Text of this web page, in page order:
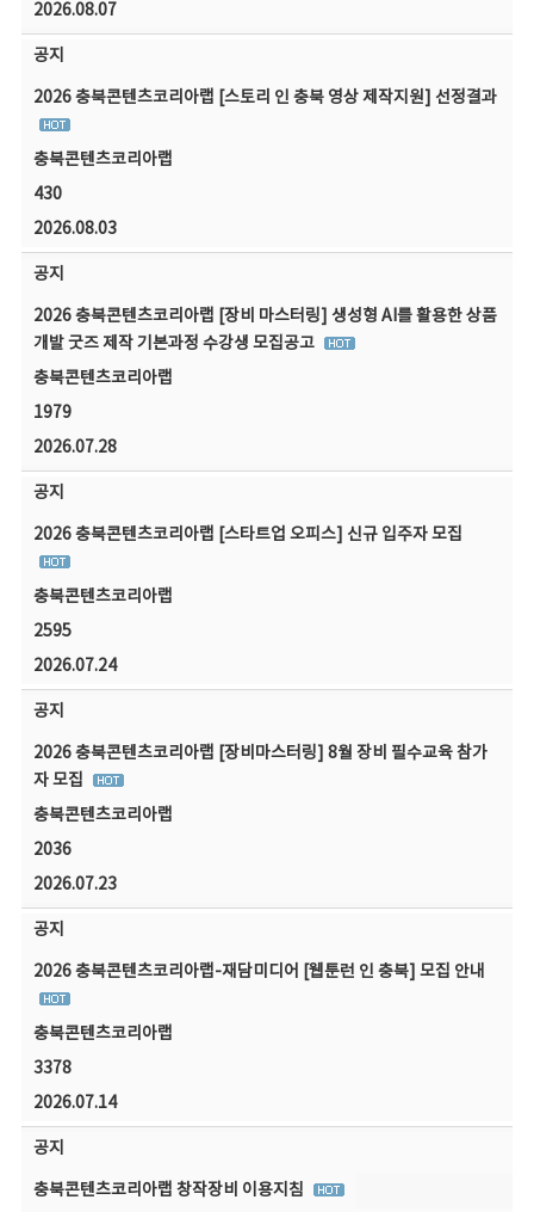
2026.08.07
공지
2026 충북콘텐츠코리아랩 [스토리 인 충북 영상 제작지원] 선정결과
충북콘텐츠코리아랩
430
2026.08.03
공지
2026 충북콘텐츠코리아랩 [장비 마스터링] 생성형 AI를 활용한 상품
개발 굿즈 제작 기본과정 수강생 모집공고
충북콘텐츠코리아랩
1979
2026.07.28
공지
2026 충북콘텐츠코리아랩 [스타트업 오피스] 신규 입주자 모집
충북콘텐츠코리아랩
2595
2026.07.24
공지
2026 충북콘텐츠코리아랩 [장비마스터링] 8월 장비 필수교육 참가
자 모집
충북콘텐츠코리아랩
2036
2026.07.23
공지
2026 충북콘텐츠코리아랩-재담미디어 [웹툰런 인 충북] 모집 안내
충북콘텐츠코리아랩
3378
2026.07.14
공지
충북콘텐츠코리아랩 창작장비 이용지침